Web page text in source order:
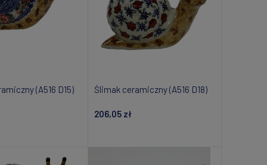
(A516 D15) Ślimak ceramiczny (A516 D18)
206,05 zł